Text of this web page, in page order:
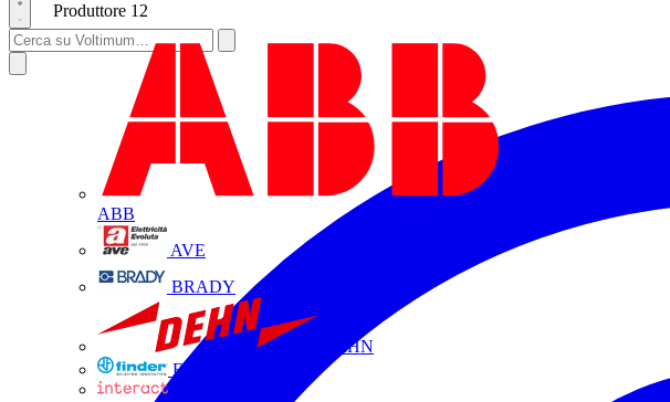
Produttore 12
ABB
AVE
BRADY
DEHN
FINDER